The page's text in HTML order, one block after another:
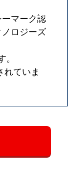
マーク認
ロジーズ
れていま